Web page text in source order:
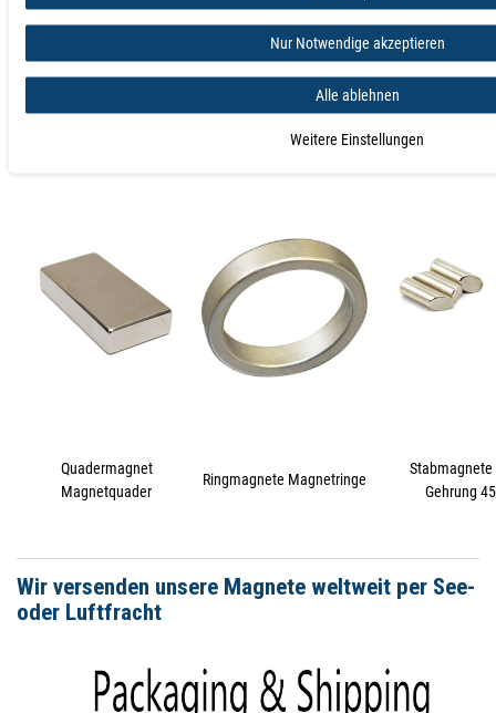
Magnetwürfel
Quadermagnet
Magnetquader
Ringmagnete Magnetringe
Gehrung
Wir versenden unsere Magnete weltweit per See-
oder Luftfracht
Nur Notwendige akzeptieren
Alle ablehnen
Weitere Einstellungen